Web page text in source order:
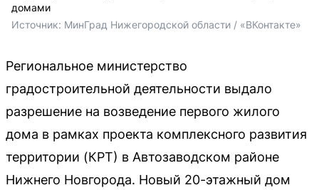
домами
Источник: МинГрад Нижегородской области / «ВКонтакте»
Региональное министерство
градостроительной деятельности выдало
разрешение на возведение первого жилого
дома в рамках проекта комплексного развития
территории (КРТ) в Автозаводском районе
Нижнего Новгорода. Новый 20-этажный дом